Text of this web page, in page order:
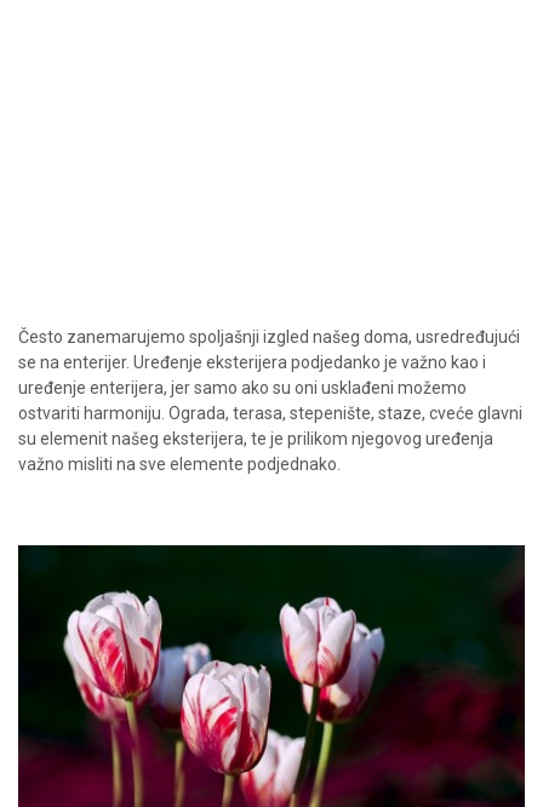
Često zanemarujemo spoljašnji izgled našeg doma, usredređujući
se na enterijer. Uređenje eksterijera podjedanko je važno kao i
uređenje enterijera, jer samo ako su oni usklađeni možemo
ostvariti harmoniju. Ograda, terasa, stepenište, staze, cveće glavni
su elemenit našeg eksterijera, te je prilikom njegovog uređenja
važno misliti na sve elemente podjednako.